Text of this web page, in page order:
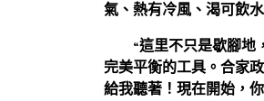
氣、熱有冷風、渴可飲
“這里不只是歇腳地
完美平衡的工具。合家
給我聽著！現在開始，